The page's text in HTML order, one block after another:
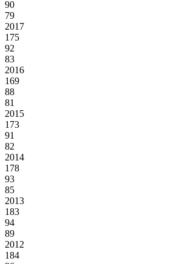
90
79
2017
175
92
83
2016
169
88
81
2015
173
91
82
2014
178
93
85
2013
183
94
89
2012
184